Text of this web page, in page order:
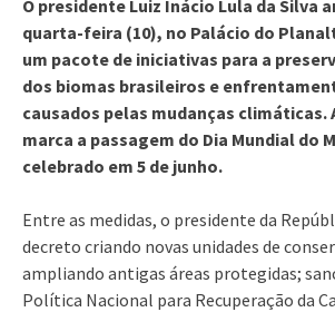
O presidente Luiz Inácio Lula da Silva
quarta-feira (10), no Palácio do
um pacote de iniciativas para a
dos biomas brasileiros e
causados pelas mudanças climáticas.
marca a passagem do Dia Mundial do
celebrado em 5 de junho.
Entre as medidas, o presidente da
decreto criando novas unidades de
ampliando antigas áreas protegidas;
Política Nacional para Recuperação da